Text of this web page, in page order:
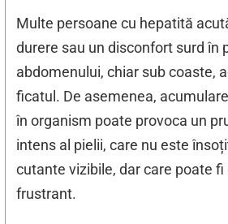
Multe persoane cu hepatită
durere sau un disconfort surd în
abdomenului, chiar sub coaste,
ficatul. De asemenea,
în organism poate provoca un
intens al pielii, care nu este
cutante vizibile, dar care poate
frustrant.